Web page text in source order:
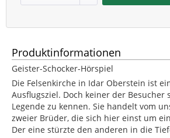
Produktinformationen
Geister-Schocker-Hörspiel
Die Felsenkirche in Idar Oberstein ist
Ausflugsziel. Doch keiner der Besucher
Legende zu kennen. Sie handelt vom
zweier Brüder, die sich hier einst um
Der eine stürzte den anderen in die